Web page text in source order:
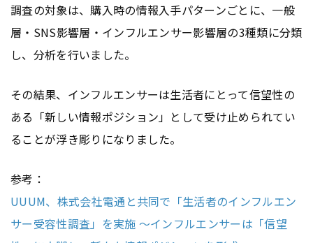
調査の対象は、購入時の情報入手パターンごとに、一般
層・SNS影響層・インフルエンサー影響層の3種類に分類
し、分析を行いました。
その結果、インフルエンサーは生活者にとって信望性の
ある「新しい情報ポジション」として受け止められてい
ることが浮き彫りになりました。
参考：
UUUM、株式会社電通と共同で「生活者のインフルエン
サー受容性調査」を実施 〜インフルエンサーは「信望